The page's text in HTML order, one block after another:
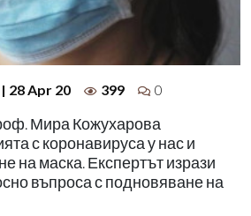
28 Apr 20 399 0
Мира Кожухарова
с коронавируса у нас и
на маска. Експертът изрази
въпроса с подновяване на